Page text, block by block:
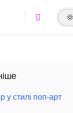
у стилі поп-арт